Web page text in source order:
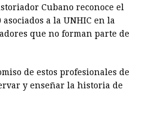
Cubano reconoce el
a la UNHIC en la
que no forman parte de
de estos profesionales de
y enseñar la historia de